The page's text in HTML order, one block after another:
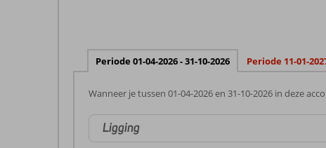
Periode 01-04-2026 - 31-10-2026 Periode 11-01-
Wanneer je tussen 01-04-2026 en 31-10-2026 in deze
Ligging